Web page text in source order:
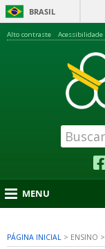
BRASIL
Alto contraste Acessibilidade
MENU
PÁGINA INICIAL > ENSINO >